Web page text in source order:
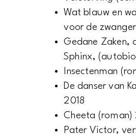
Wat blauw en
voor de
Gedane Zaken,
Sphinx,
Insectenman
De danser van
2018
Cheeta
Pater Victor,